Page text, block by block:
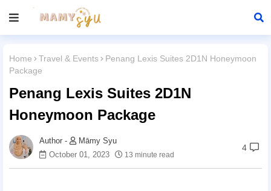
Home Travel & Events
Penang Lexis Suites 2D1N Honeymoon
Package
Penang Lexis Suites 2D1N
Honeymoon Package
Māmy Syu
October 01, 2023
13 minute read
4